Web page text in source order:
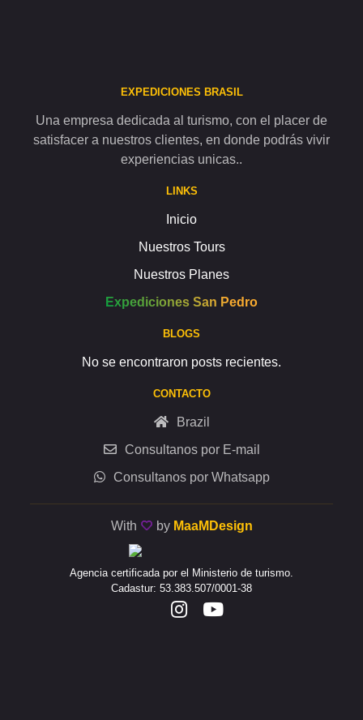
EXPEDICIONES BRASIL
Una empresa dedicada al turismo, con el placer de
satisfacer a nuestros clientes, en donde podrás vivir
experiencias unicas..
LINKS
Inicio
Nuestros Tours
Nuestros Planes
Expediciones San Pedro
BLOGS
No se encontraron posts recientes.
CONTACTO
Brazil
Consultanos por E-mail
Consultanos por Whatsapp
With by MaaMDesign
Agencia certificada por el Ministerio de turismo.
Cadastur: 53.383.507/0001-38